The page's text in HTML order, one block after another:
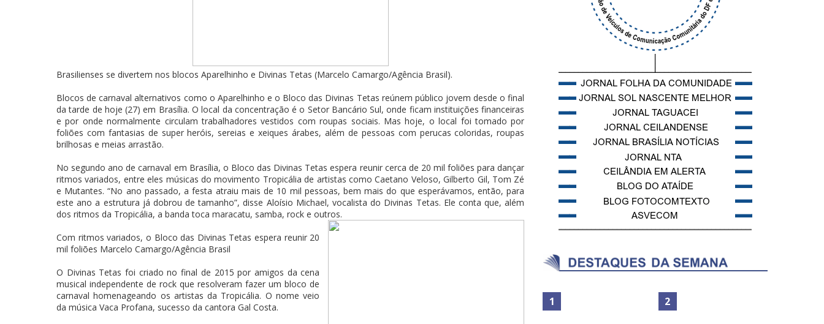
Brasilienses se divertem nos blocos Aparelhinho e Divinas Tetas (Marcelo Camargo/Agência Brasil).
Blocos de carnaval alternativos como o Aparelhinho e o Bloco das Divinas Tetas reúnem público jovem desde o final
da tarde de hoje (27) em Brasília. O local da concentração é o Setor Bancário Sul, onde ficam instituições financeiras
e por onde normalmente circulam trabalhadores vestidos com roupas sociais. Mas hoje, o local foi tomado por
foliões com fantasias de super heróis, sereias e xeiques árabes, além de pessoas com perucas coloridas, roupas
brilhosas e meias arrastão.
No segundo ano de carnaval em Brasília, o Bloco das Divinas Tetas espera reunir cerca de 20 mil foliões para dançar
ritmos variados, entre eles músicas do movimento Tropicália de artistas como Caetano Veloso, Gilberto Gil, Tom Zé
e Mutantes. “No ano passado, a festa atraiu mais de 10 mil pessoas, bem mais do que esperávamos, então, para
este ano a estrutura já dobrou de tamanho”, disse Aloísio Michael, vocalista do Divinas Tetas. Ele conta que, além
dos ritmos da Tropicália, a banda toca maracatu, samba, rock e outros.
Com ritmos variados, o Bloco das Divinas Tetas espera reunir 20
mil foliões Marcelo Camargo/Agência Brasil
O Divinas Tetas foi criado no final de 2015 por amigos da cena
musical independente de rock que resolveram fazer um bloco de
carnaval homenageando os artistas da Tropicália. O nome veio
da música Vaca Profana, sucesso da cantora Gal Costa.